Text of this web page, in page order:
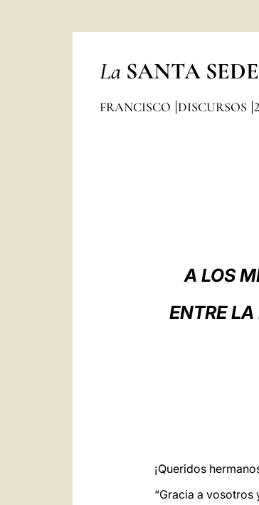
La SANTA SEDE
FRANCISCO DISCURSOS
A LOS
ENTRE
¡Queridos
“Gracia a